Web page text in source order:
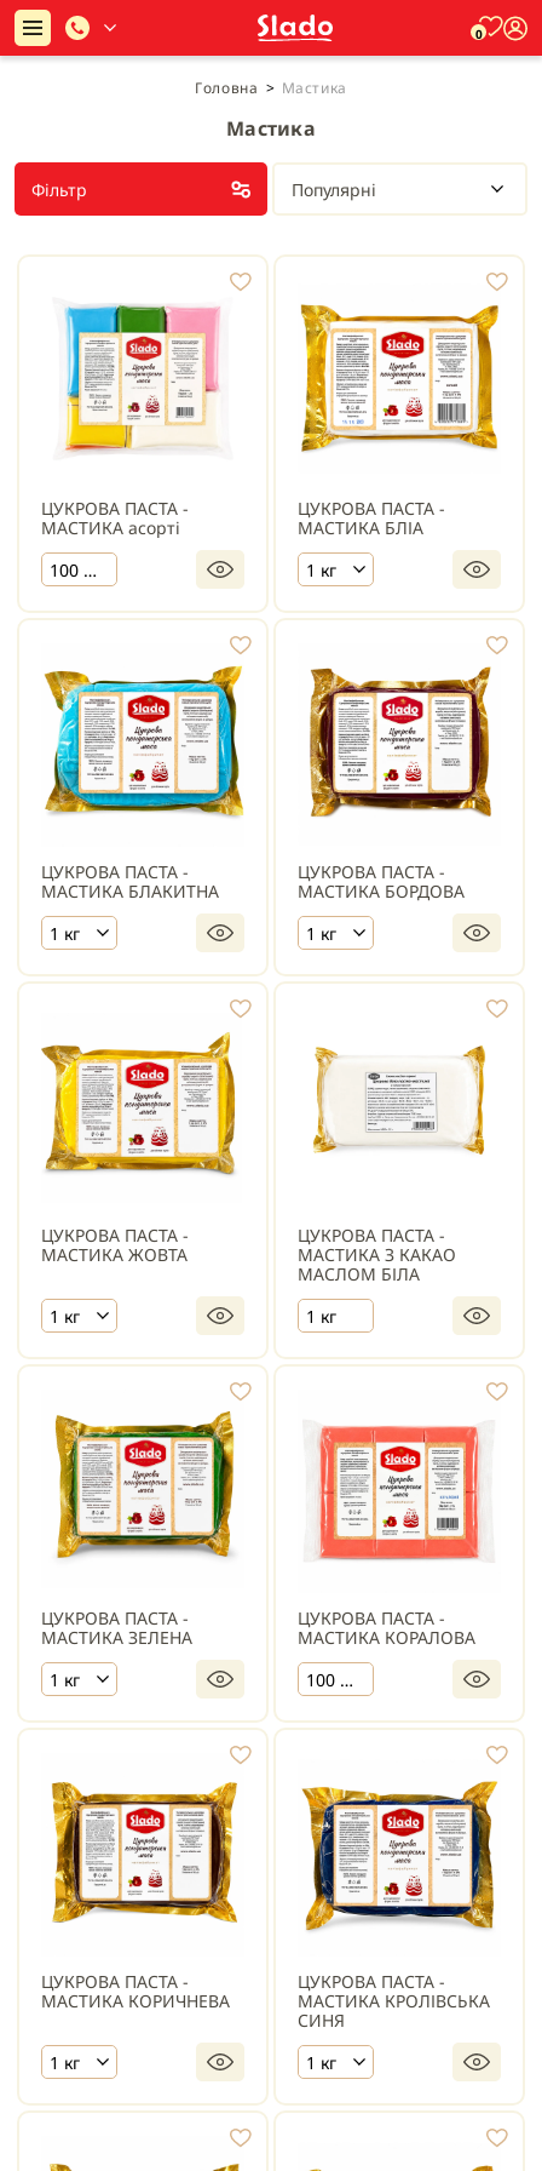
0
Головна > Мастика
Мастика
Фільтр Популярні
ЦУКРОВА ПАСТА -
МАСТИКА асорті
100 г х 10 шт.
ЦУКРОВА ПАСТА -
МАСТИКА БЛІА
1 кг
ЦУКРОВА ПАСТА -
МАСТИКА БЛАКИТНА
1 кг
ЦУКРОВА ПАСТА -
МАСТИКА БОРДОВА
1 кг
ЦУКРОВА ПАСТА -
МАСТИКА ЖОВТА
1 кг
ЦУКРОВА ПАСТА -
МАСТИКА З КАКАО
МАСЛОМ БІЛА
1 кг
ЦУКРОВА ПАСТА -
МАСТИКА ЗЕЛЕНА
1 кг
ЦУКРОВА ПАСТА -
МАСТИКА КОРАЛОВА
100 г х 10 шт.
ЦУКРОВА ПАСТА -
МАСТИКА КОРИЧНЕВА
1 кг
ЦУКРОВА ПАСТА -
МАСТИКА КРОЛІВСЬКА
СИНЯ
1 кг